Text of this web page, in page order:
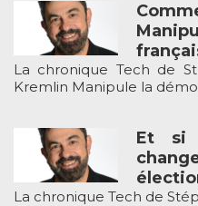
La chronique Tech de
Kremlin Manipule la
Et si
La chronique Tech de